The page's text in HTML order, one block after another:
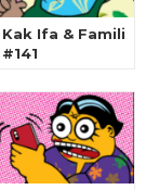
Kak Ifa & Famili
#141